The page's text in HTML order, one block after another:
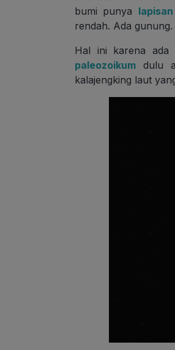
bumi punya
rendah. Ada
Hal ini karena ada
paleozoikum dulu
kalajengking laut